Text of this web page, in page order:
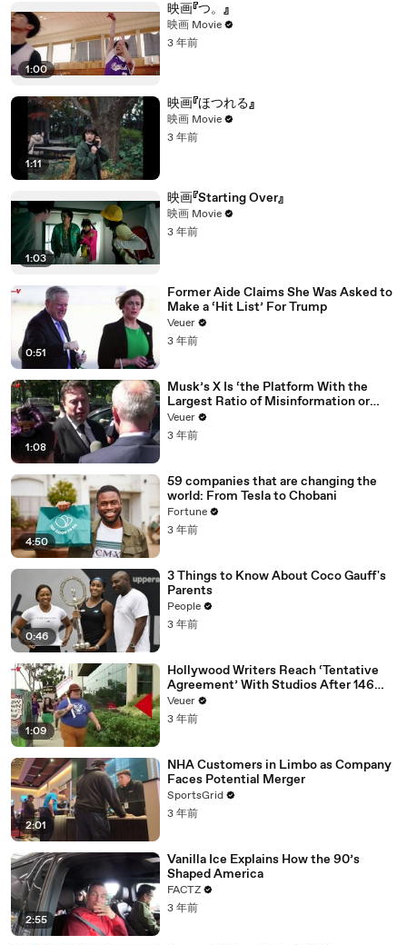
1:00
映画『つ。』
映画 Movie
3 年前
1:11
映画『ほつれる』
映画 Movie
3 年前
1:03
映画『Starting Over』
映画 Movie
3 年前
0:51
Former Aide Claims She Was Asked to
Make a ‘Hit List’ For Trump
Veuer
3 年前
1:08
Musk’s X Is ‘the Platform With the
Largest Ratio of Misinformation or
Disinformation’ Amongst All Social
Media Platforms
Veuer
3 年前
4:50
59 companies that are changing the
world: From Tesla to Chobani
Fortune
3 年前
0:46
3 Things to Know About Coco Gauff's
Parents
People
3 年前
1:09
Hollywood Writers Reach ‘Tentative
Agreement’ With Studios After 146
Day Strike
Veuer
3 年前
2:01
NHA Customers in Limbo as Company
Faces Potential Merger
SportsGrid
3 年前
2:55
Vanilla Ice Explains How the 90’s
Shaped America
FACTZ
3 年前